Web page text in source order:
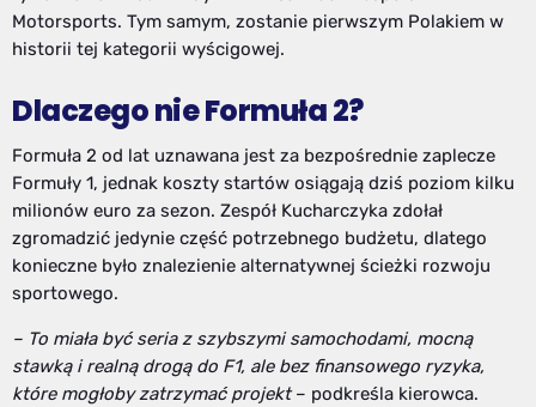
Motorsports. Tym samym, zostanie pierwszym Polakiem w
historii tej kategorii wyścigowej.
Dlaczego nie Formuła 2?
Formuła 2 od lat uznawana jest za bezpośrednie zaplecze
Formuły 1, jednak koszty startów osiągają dziś poziom kilku
milionów euro za sezon. Zespół Kucharczyka zdołał
zgromadzić jedynie część potrzebnego budżetu, dlatego
konieczne było znalezienie alternatywnej ścieżki rozwoju
sportowego.
– To miała być seria z szybszymi samochodami, mocną
stawką i realną drogą do F1, ale bez finansowego ryzyka,
które mogłoby zatrzymać projekt– podkreśla kierowca.